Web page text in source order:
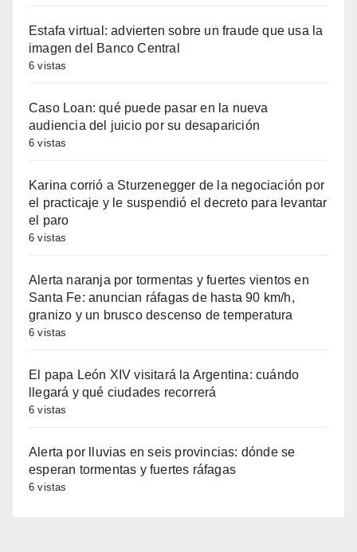
Estafa virtual: advierten sobre un fraude que usa la
imagen del Banco Central
6 vistas
Caso Loan: qué puede pasar en la nueva
audiencia del juicio por su desaparición
6 vistas
Karina corrió a Sturzenegger de la negociación por
el practicaje y le suspendió el decreto para levantar
el paro
6 vistas
Alerta naranja por tormentas y fuertes vientos en
Santa Fe: anuncian ráfagas de hasta 90 km/h,
granizo y un brusco descenso de temperatura
6 vistas
El papa León XIV visitará la Argentina: cuándo
llegará y qué ciudades recorrerá
6 vistas
Alerta por lluvias en seis provincias: dónde se
esperan tormentas y fuertes ráfagas
6 vistas